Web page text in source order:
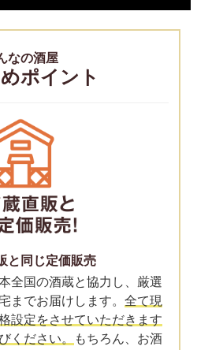
なの酒屋
ポイント
と同じ定価販売
全国の酒蔵と協力し、厳選
までお届けします。 全て現
設定をさせていただきます
ください。
もちろん、お酒